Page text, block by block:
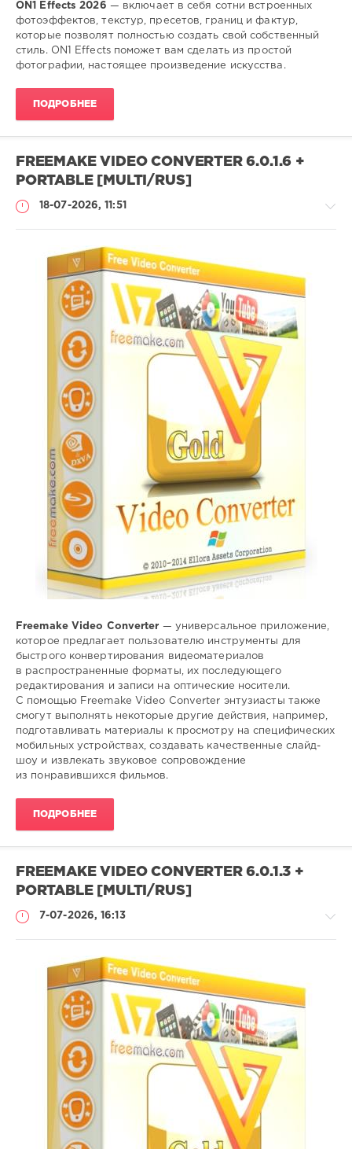
Софт
SamDel
оптимизация
фото,
создать,
ON1 Effects 2026 — включает в себя сотни встроенных
фотоэффектов, текстур, пресетов, границ и фактур,
которые позволят полностью создать свой собственный
стиль. ON1 Effects поможет вам сделать из простой
фотографии, настоящее произведение искусства.
ПОДРОБНЕЕ
FREEMAKE VIDEO CONVERTER 6.0.1.6 +
PORTABLE [MULTI/RUS]
18-07-2026, 11:51
Софт
SamDel
конвертер
редактор,
видео,
аудио,
фото
Freemake Video Converter — универсальное приложение,
которое предлагает пользователю инструменты для
быстрого конвертирования видеоматериалов
в распространенные форматы, их последующего
редактирования и записи на оптические носители.
С помощью Freemake Video Converter энтузиасты также
смогут выполнять некоторые другие действия, например,
подготавливать материалы к просмотру на специфических
мобильных устройствах, создавать качественные слайд-
шоу и извлекать звуковое сопровождение
из понравившихся фильмов.
ПОДРОБНЕЕ
FREEMAKE VIDEO CONVERTER 6.0.1.3 +
PORTABLE [MULTI/RUS]
7-07-2026, 16:13
Софт
SamDel
конвертер
редактор,
видео,
аудио,